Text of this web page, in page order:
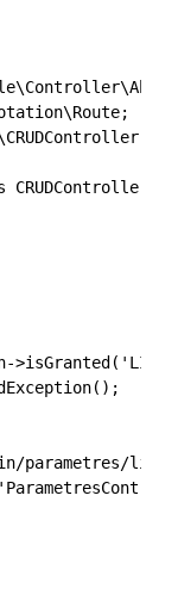
parametres/